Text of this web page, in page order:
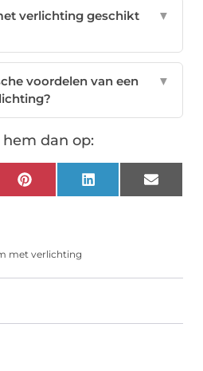
verlichting geschikt
▼
voordelen van een
▼
dan op:
Pinterest LinkedIn Email
met verlichting